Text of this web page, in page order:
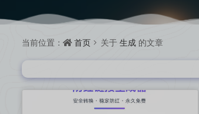
当前位置： 首页 关于 生成 的文章